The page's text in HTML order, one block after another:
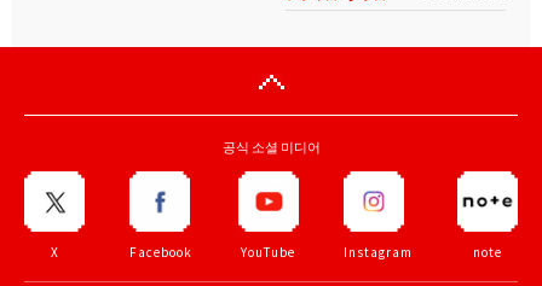
공식 소셜 미디어
X Facebook YouTube Instagram note